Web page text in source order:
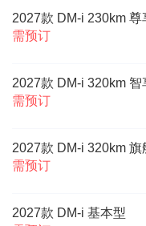
2027款 DM-i 230km 尊
需预订
2027款 DM-i 320km 智
需预订
2027款 DM-i 320km 旗
需预订
2027款 DM-i 基本型